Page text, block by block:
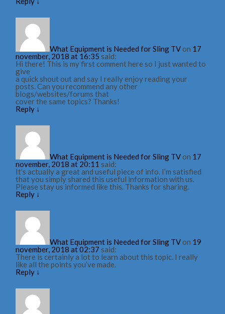
What Equipment is Needed for Sling TVon 17
november, 2018 at 16:35 said:
Hi there! This is my first comment here so I just wanted to
give
a quick shout out and say I really enjoy reading your
posts. Can you recommend any other
blogs/websites/forums that
cover the same topics? Thanks!
Reply ↓
What Equipment is Needed for Sling TVon 17
november, 2018 at 20:11 said:
It’s actually a great and useful piece of info. I’m satisfied
that you simply shared this useful information with us.
Please stay us informed like this. Thanks for sharing.
Reply ↓
What Equipment is Needed for Sling TVon 19
november, 2018 at 02:37 said:
There is certainly a lot to learn about this topic. I really
like all the points you’ve made.
Reply ↓